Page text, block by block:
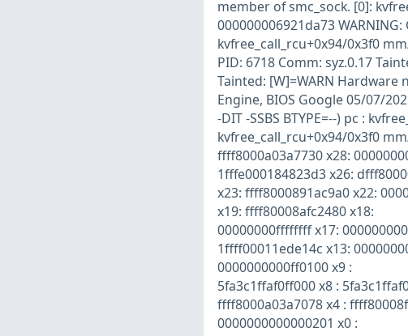
member of smc_sock. [0]:
000000006921da73
kvfree_call_rcu+0x94/0x3f0
PID: 6718 Comm: syz.0.17
Tainted: [W]=WARN
Engine, BIOS Google 05/07/
-DIT -SSBS BTYPE=--) pc :
kvfree_call_rcu+0x94/0x3f0
ffff8000a03a7730 x28:
1fffe000184823d3 x26:
x23: ffff8000891ac9a0 x22:
x19: ffff80008afc2480 x18:
00000000ffffffff x17:
1ffff00011ede14c x13:
0000000000ff0100 x9 :
5fa3c1ffaf0ff000 x8 :
ffff8000a03a7078 x4 :
0000000000000201 x0 :